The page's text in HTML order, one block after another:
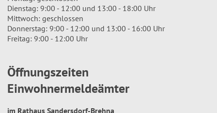
Dienstag: 9:00 - 12:00 und 13:00 - 18:00 Uhr
Mittwoch: geschlossen
Donnerstag: 9:00 - 12:00 und 13:00 - 16:00 Uhr
Freitag: 9:00 - 12:00 Uhr
Öffnungszeiten
Einwohnermeldeämter
im Rathaus Sandersdorf-Brehna